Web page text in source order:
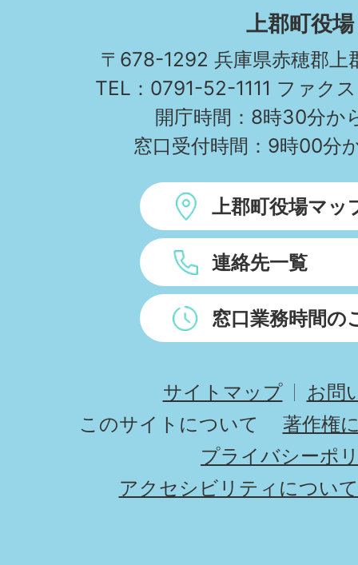
KAMIGORI
TOWN
上郡町役場
〒678-1292 兵庫県赤穂郡上
TEL：0791-52-1111 ファク
開庁時間：8時30分か
窓口受付時間：9時00分
上郡町役場マッ
連絡先一覧
窓口業務時間の
サイトマップ
お問
このサイトについて
著作権
プライバシーポ
アクセシビリティについて